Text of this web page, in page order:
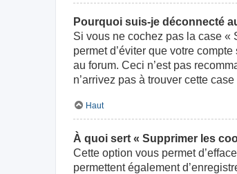
Pourquoi suis-je déconnecté
Si vous ne cochez pas la case «
permet d’éviter que votre
au forum. Ceci n’est pas
n’arrivez pas à trouver cette
Haut
À quoi sert « Supprimer les
Cette option vous permet
permettent également